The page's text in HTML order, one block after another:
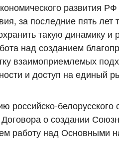
развития
за последние пять
такую динамику
над созданием
взаимоприемлемых
и доступ на единый
российско-белорусского
о создании
работу над Основными